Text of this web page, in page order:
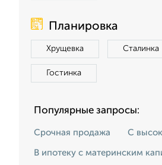
Планировка
Хрущевка Сталинка
Гостинка
Популярные запросы:
Срочная продажа С
В ипотеку с материнским